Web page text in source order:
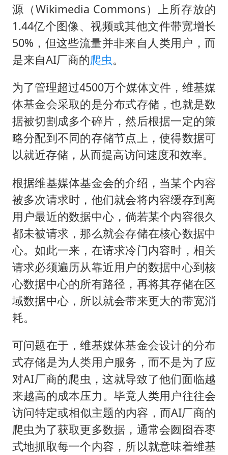
源（Wikimedia Commons）上所存放的
1.44亿个图像、视频或其他文件带宽增长
50%，但这些流量并非来自人类用户，而
是来自AI厂商的爬虫。
为了管理超过4500万个媒体文件，维基媒
体基金会采取的是分布式存储，也就是数
据被切割成多个碎片，然后根据一定的策
略分配到不同的存储节点上，使得数据可
以就近存储，从而提高访问速度和效率。
根据维基媒体基金会的介绍，当某个内容
被多次请求时，他们就会将内容缓存到离
用户最近的数据中心，倘若某个内容很久
都未被请求，那么就会存储在核心数据中
心。如此一来，在请求冷门内容时，相关
请求必须遍历从靠近用户的数据中心到核
心数据中心的所有路径，再将其存储在区
域数据中心，所以就会带来更大的带宽消
耗。
可问题在于，维基媒体基金会设计的分布
式存储是为人类用户服务，而不是为了应
对AI厂商的爬虫，这就导致了他们面临越
来越高的成本压力。毕竟人类用户往往会
访问特定或相似主题的内容，而AI厂商的
爬虫为了获取更多数据，通常会囫囵吞枣
式地抓取每一个内容，所以就意味着维基